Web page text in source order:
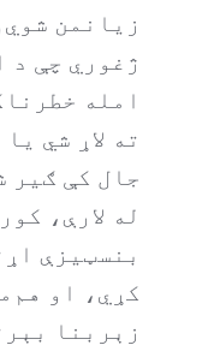
زیانمن
ژغوري چې د
امله
ته لاړ شي
جال کې ګیر
له لارې،
بنسټیزې
کړي، او
زېربنا